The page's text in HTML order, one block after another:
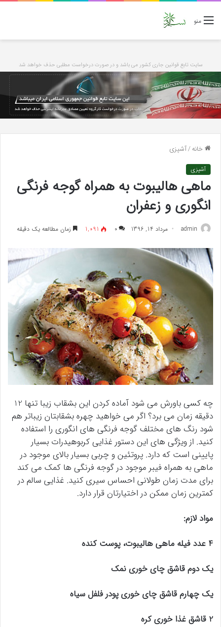
منو
سایت تابع قوانین جاری کشور می باشد و در صورت درخواست مطلبی حذف خواهد شد
خانه/آشپزی
آشپزی
ماهی هالیبوت به همراه گوجه فرنگی
انگوری و زعفران
admin مرداد 14, 1396 ۰ 1,091 زمان مطالعه یک دقیقه
چه کسی باورش می شود آماده کردن این بشقاب زیبا تنها 12
دقیقه زمان می برد؟ اگر می خواهید چهره بشقابتان زیباتر هم
شود رنگ های مختلف گوجه فرنگی های انگوری را استفاده
کنید. از ویژگی های این دستور غذایی کربوهیدرات بسیار
پایینی است که دارد. پروتئین و چربی بسیار بالای موجود در
ماهی به همراه فیبر موجود در گوجه فرنگی ها کمک می کند
برای مدت زمان طولانی احساس سیری کنید. غذایی سالم در
کمترین زمان ممکن در اختیارتان قرار دارد.
مواد لازم:
4 عدد فیله ماهی هالیبوت، پوست کنده
یک دوم قاشق چای خوری نمک
یک چهارم قاشق چای خوری پودر فلفل سیاه
2 قاشق غذا خوری کره